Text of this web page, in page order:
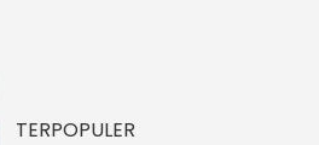
TERPOPULER